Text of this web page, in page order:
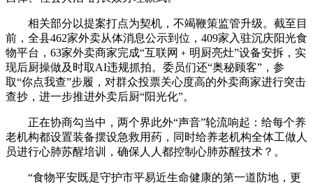
相关部分以提案打点为契机，不竭鞭策监管升级。截至目
前，全县462家外卖从体消息公示到位，409家入驻沉庆阳光食
物平台，63家外卖商家完成“互联网﹢明厨亮灶”设备安拆，实
现后厨操做及时取AI违规抓拍。委员们还“奥秘顾客”，参
取“你点我查”步履，对群众投票关心度高的外卖商家进行突击
查抄，进一步推进外卖后厨“阳光化”。
正在协商勾当中，两个界此外“声音”轮流响起：给每个养
老机构都设置装备摆设急救用药，同时给养老机构全体工做人
员进行心肺苏醒培训，确保人人都控制心肺苏醒技术？。
“食物平安既是守护市平易近生命健康的第一道防地，更